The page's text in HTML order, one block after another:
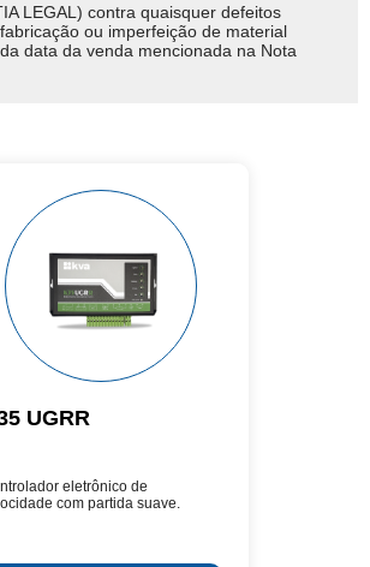
LEGAL) contra quaisquer defeitos
ou imperfeição de material
data da venda mencionada na Nota
UGRR
eletrônico de
com partida suave.